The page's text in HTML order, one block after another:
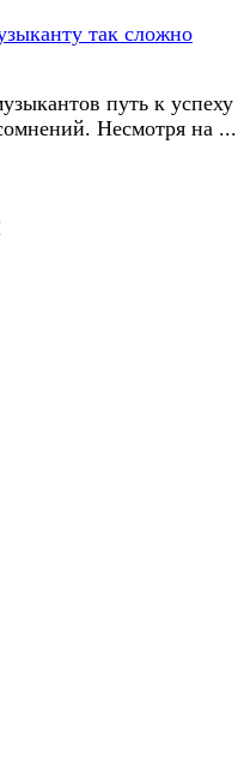
путь к успеху
Несмотря на ...